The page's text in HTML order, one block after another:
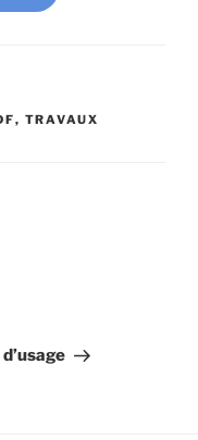
, TRAVAUX